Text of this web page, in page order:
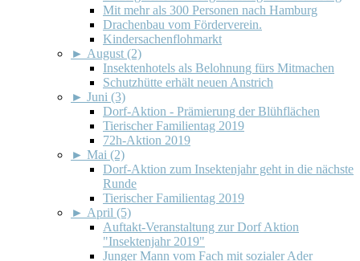
Mit mehr als 300 Personen nach Hamburg
Drachenbau vom Förderverein.
Kindersachenflohmarkt
► August (2)
Insektenhotels als Belohnung fürs Mitmachen
Schutzhütte erhält neuen Anstrich
► Juni (3)
Dorf-Aktion - Prämierung der Blühflächen
Tierischer Familientag 2019
72h-Aktion 2019
► Mai (2)
Dorf-Aktion zum Insektenjahr geht in die nächste
Runde
Tierischer Familientag 2019
► April (5)
Auftakt-Veranstaltung zur Dorf Aktion
"Insektenjahr 2019"
Junger Mann vom Fach mit sozialer Ader